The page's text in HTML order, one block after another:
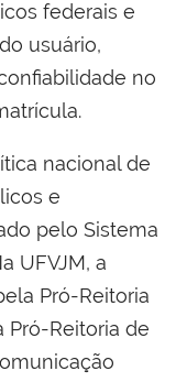
federais e
usuário,
no
nacional de
e
pelo Sistema
UFVJM, a
Pró-Reitoria
Pró-Reitoria de